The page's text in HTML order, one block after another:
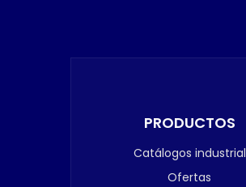
PRODUCTOS
Catálogos industrial
Ofertas